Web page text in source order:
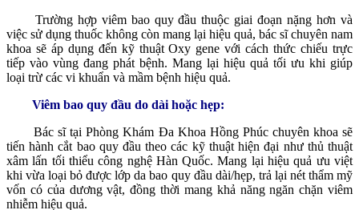
Trường hợp viêm bao quy đầu thuộc giai đoạn nặng hơn và
việc sử dụng thuốc không còn mang lại hiệu quả, bác sĩ chuyên nam
khoa sẽ áp dụng đến kỹ thuật Oxy gene với cách thức chiếu trực
tiếp vào vùng đang phát bệnh. Mang lại hiệu quả tối ưu khi giúp
loại trừ các vi khuẩn và mầm bệnh hiệu quả.
Viêm bao quy đầu do dài hoặc hẹp:
Bác sĩ tại Phòng Khám Đa Khoa Hồng Phúc chuyên khoa sẽ
tiến hành cắt bao quy đầu theo các kỹ thuật hiện đại như thủ thuật
xâm lấn tối thiểu công nghệ Hàn Quốc. Mang lại hiệu quả ưu việt
khi vừa loại bỏ được lớp da bao quy đầu dài/hẹp, trả lại nét thẩm mỹ
vốn có của dương vật, đồng thời mang khả năng ngăn chặn viêm
nhiễm hiệu quả.